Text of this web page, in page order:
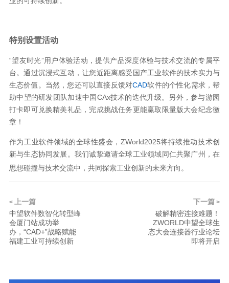
特别设置活动
“望友时光”用户体验活动，提供产品深度体验与技术交流的专属平
台。通过沉浸式互动，让您近距离感受国产工业软件的技术实力与
生态价值。当然，您还可以直接反馈对CAD软件的个性化需求，帮
助中望的研发团队加速中国CAx技术的迭代升级。另外，参与游园
打卡即可兑换精美礼品，完成挑战任务更能赢取限量版大会纪念徽
章！
作为工业软件领域的全球性盛会，ZWorld2025将持续推动技术创
新与生态协同发展。我们诚挚邀请全球工业领域同仁共聚广州，在
思想碰撞与技术交流中，共同探索工业创新的未来方向。
<
上一篇
中望软件数智化转型峰
会厦门站成功举
办，“CAD+”战略赋能
福建工业可持续创新
下一篇 >
破解精密连接难题！
ZWORLD中望全球生
态大会连接器行业论坛
即将开启